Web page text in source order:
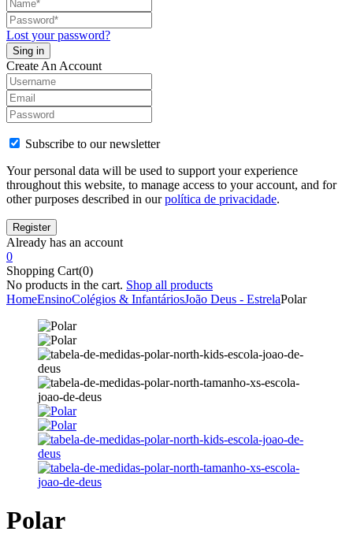
Lost your password?
Create An Account
Subscribe to our newsletter
Your personal data will be used to support your experience
throughout this website, to manage access to your account, and for
other purposes described in ourpolítica de privacidade.
Already has an account
0
Shopping Cart(0)
No products in the cart. Shop all products
HomeEnsinoColégios & InfantáriosJoão Deus - EstrelaPolar
Polar